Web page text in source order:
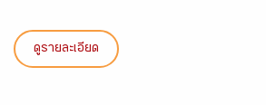
ดูรายละเอียด